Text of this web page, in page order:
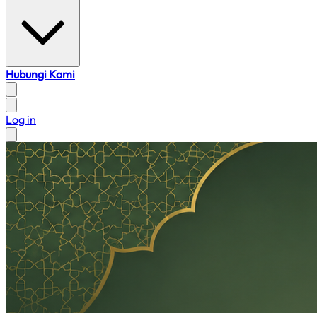
Hubungi Kami
Log in